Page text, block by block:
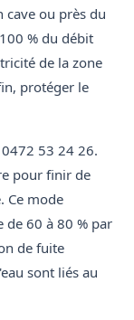
cave ou près du
% du débit
de la zone
protéger le
0472 53 24 26.
pour finir de
Ce mode
60 à 80 % par
de fuite
sont liés au